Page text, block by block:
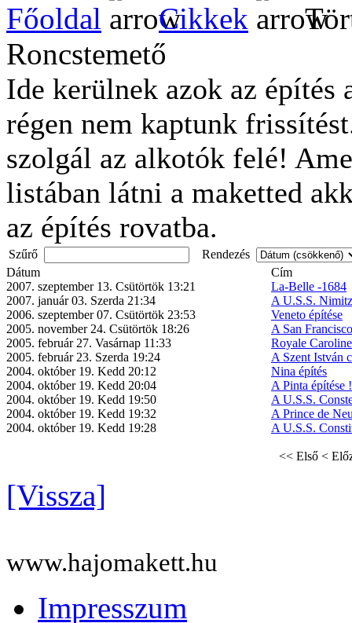
Főoldal Cikkek
Roncstemető
Ide kerülnek azok az
régen nem kaptunk
szolgál az alkotók felé!
listában látni a maketted
az építés rovatba.
Szűrő
Rendezés
Dátum
Cím
2007. szeptember 13. Csütörtök 13:21
La-Belle -1684
2007. január 03. Szerda 21:34
A U.S.S.
2006. szeptember 07. Csütörtök 23:53
Veneto építése
2005. november 24. Csütörtök 18:26
A San
2005. február 27. Vasárnap 11:33
Royale
2005. február 23. Szerda 19:24
A Szent István
2004. október 19. Kedd 20:12
Nina építés
2004. október 19. Kedd 20:04
A Pinta építése
2004. október 19. Kedd 19:50
A U.S.S.
2004. október 19. Kedd 19:32
A Prince de
2004. október 19. Kedd 19:28
A U.S.S.
<< Első <
[Vissza]
www.hajomakett.hu
Impresszum